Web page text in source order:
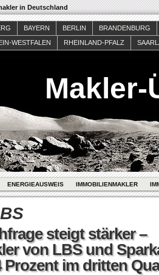
in Deutschland
BAYERN BERLIN
BRANDENBURG
WESTFALEN RHEINLAND-PFALZ
Makler-
ENERGIEAUSWEIS IMMOBILIENMAKLER
steigt stärker –
von LBS und
im dritten